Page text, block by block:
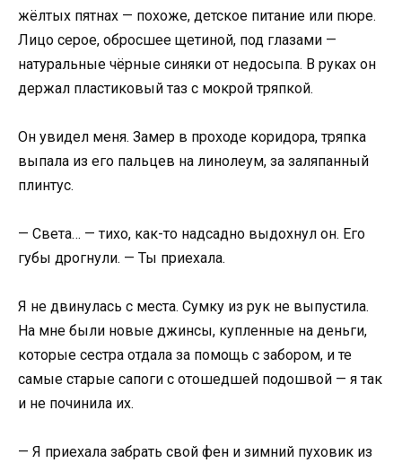
жёлтых пятнах — похоже, детское питание или пюре.
Лицо серое, обросшее щетиной, под глазами —
натуральные чёрные синяки от недосыпа. В руках он
держал пластиковый таз с мокрой тряпкой.
Он увидел меня. Замер в проходе коридора, тряпка
выпала из его пальцев на линолеум, за заляпанный
плинтус.
— Света… — тихо, как-то надсадно выдохнул он. Его
губы дрогнули. — Ты приехала.
Я не двинулась с места. Сумку из рук не выпустила.
На мне были новые джинсы, купленные на деньги,
которые сестра отдала за помощь с забором, и те
самые старые сапоги с отошедшей подошвой — я так
и не починила их.
— Я приехала забрать свой фен и зимний пуховик из